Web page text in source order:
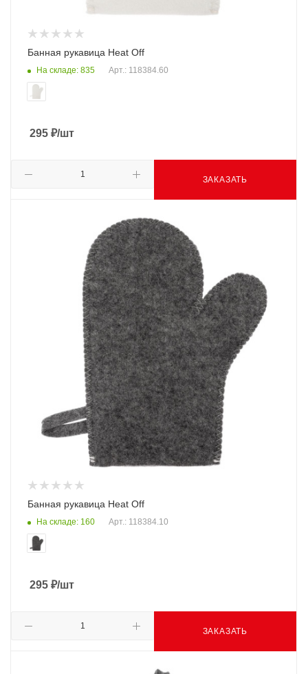
Банная рукавица Heat Off
На складе: 835 Арт.: 118384.60
295 ₽/шт
ЗАКАЗАТЬ
Банная рукавица Heat Off
На складе: 160 Арт.: 118384.10
295 ₽/шт
ЗАКАЗАТЬ